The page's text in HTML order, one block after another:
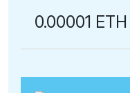
0.00001 ETH